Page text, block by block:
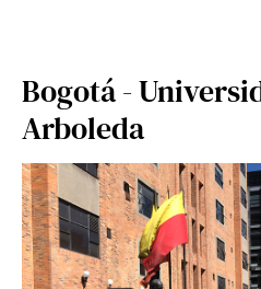
Bogotá -
Arboleda